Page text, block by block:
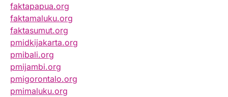
faktapapua.org
faktamaluku.org
faktasumut.org
pmidkijakarta.org
pmibali.org
pmijambi.org
pmigorontalo.org
pmimaluku.org